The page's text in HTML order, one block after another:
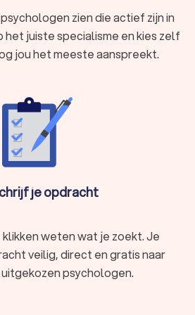
biedt deskundige begeleiding
te komen.
met psychische klachten,
of trauma's. Dit gebeurt door
therapie en begeleiding. Afhankelijk
de psycholoog kunnen verschillende
toegepast, zoals cognitieve
psychologen, elk
gebieden. Hier zijn enkele
gespecialiseerd in het behandelen
zien die actief zijn in
juiste specialisme en kies zelf
jou het meeste aanspreekt.
je opdracht
weten wat je zoekt. Je
veilig, direct en gratis naar
uitgekozen psychologen.